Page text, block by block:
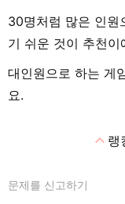
30명처럼 많은 인원
기 쉬운 것이 추천이
대인원으로 하는 게
요.
expand_less랭
문제를 신고하기